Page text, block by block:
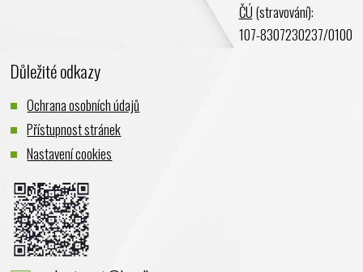
ČÚ (stravování):
107-8307230237/0100
Důležité odkazy
Ochrana osobních údajů
Přístupnost stránek
Nastavení cookies